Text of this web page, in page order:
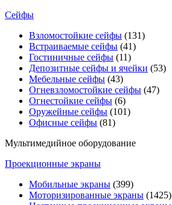
Сейфы
Взломостойкие сейфы (131)
Встраиваемые сейфы (41)
Гостиничные сейфы (11)
Депозитные сейфы и ячейки (53)
Мебельные сейфы (43)
Огневзломостойкие сейфы (47)
Огнестойкие сейфы (6)
Оружейные сейфы (101)
Офисные сейфы (81)
Мультимедийное оборудование
Проекционные экраны
Мобильные экраны (399)
Моторизированные экраны (1425)